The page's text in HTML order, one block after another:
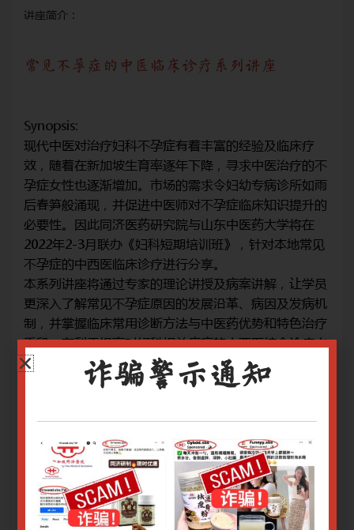
讲座简介：
水
常见不孕症的中医临床诊疗系列讲座
Synopsis:
现代中医对治疗妇科不孕症有着丰富的经验及临床疗
效，随着在新加坡生育率逐年下降，寻求中医治疗的不
孕症女性也逐渐增加。市场的需求令妇幼专病诊所如雨
后春笋般涌现，并促进中医师对不孕症临床知识提升的
必要性。因此同济医药研究院与山东中医药大学将在
2022年2-3月联办《妇科短期培训班》，针对本地常见
不孕症的中西医临床诊疗进行分享。
本系列讲座将通过专家的理论讲授及病案讲解，让学员
更深入了解常见不孕症原因的发展沿革、病因及发病机
制，并掌握临床常用诊断方法与中医药优势和特色治疗
手段，有利于提高对妇科相关疾病的中西医结合诊疗水
平。
网上报名截止日期：15/02/2022 9.00am
如需报名单节讲座，请点击各讲座链接：
《卵巢储备功能减退诊治》
《黄体功能不足性不孕症》
《复发性流产（RSA）的中西医诊治》
《高泌乳素血症（HP）的中西医诊治》
手
诈骗警示通知